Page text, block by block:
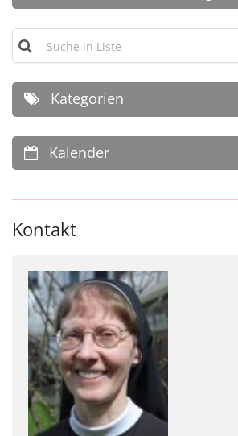
Suche in Liste
Kategorien
Kalender
Kontakt